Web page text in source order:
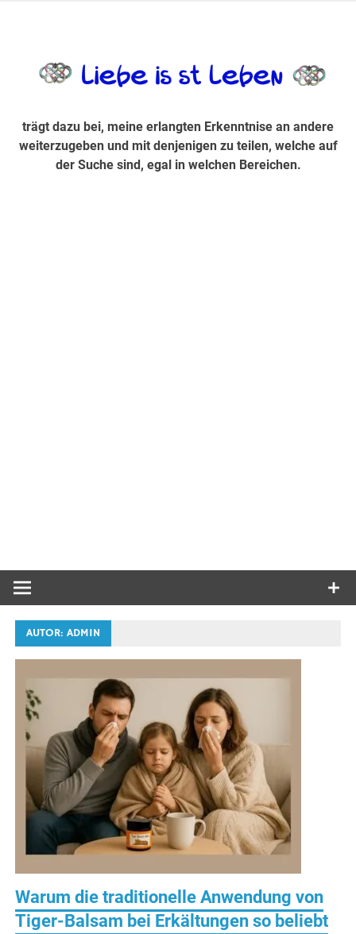
Suche sind, egal in welchen Bereichen.
trägt dazu bei, meine erlangten Erkenntnise an andere
weiterzugeben und mit denjenigen zu teilen, welche auf
der Suche sind, egal in welchen Bereichen.
AUTOR:ADMIN
Warum die traditionelle Anwendung von
Tiger-Balsam bei Erkältungen so beliebt